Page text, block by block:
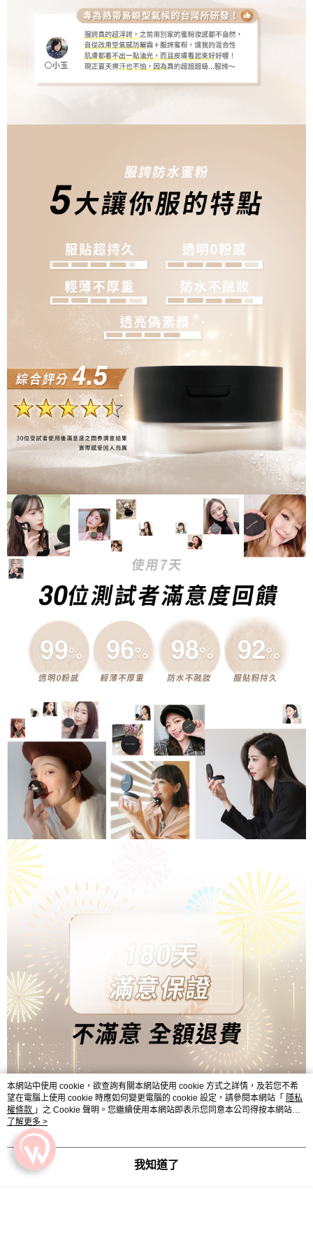
本網站中使用 cookie，欲查詢有關本網站使用 cookie 方式之詳情，及若您不希
望在電腦上使用 cookie 時應如何變更電腦的 cookie 設定，請參閱本網站「 隱私
權條款 」之 Cookie 聲明。您繼續使用本網站即表示您同意本公司得按本網站使
用條款之 Cookie 聲明使用 cookie。
了解更多 >
我知道了